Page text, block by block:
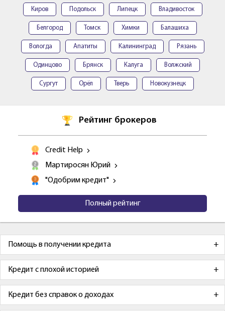
Киров Подольск Липецк Владивосток
Белгород Томск Химки Балашиха
Вологда Апатиты Калининград Рязань
Одинцово Брянск Калуга Волжский
Сургут Орёл Тверь Новокузнецк
Рейтинг брокеров
Credit Help
Мартиросян Юрий
"Одобрим кредит"
Полный рейтинг
Помощь в получении кредита
Кредит с плохой историей
Кредит без справок о доходах